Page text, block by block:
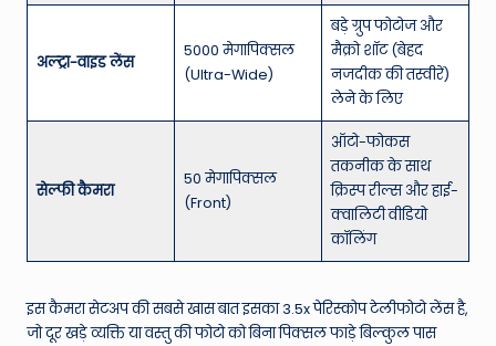
अल्ट्रा-वाइड लेंस
5000 मेगापिक्सल
(Ultra-Wide)
बड़े ग्रुप फोटोज और
मैक्रो शॉट (बेहद
नजदीक की तस्वीरें)
लेने के लिए
सेल्फी कैमरा
50 मेगापिक्सल
(Front)
ऑटो-फोकस
तकनीक के साथ
क्रिस्प रील्स और हाई-
क्वालिटी वीडियो
कॉलिंग
इस कैमरा सेटअप की सबसे खास बात इसका 3.5x पेरिस्कोप टेलीफोटो लेंस है,
जो दूर खड़े व्यक्ति या वस्तु की फोटो को बिना पिक्सल फाड़े बिल्कुल पास